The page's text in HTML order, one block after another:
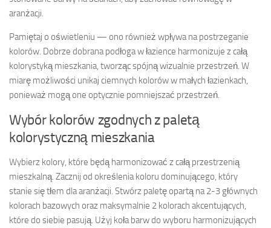
aranżacji.
Pamiętaj o oświetleniu — ono również wpływa na postrzeganie
kolorów. Dobrze dobrana podłoga w łazience harmonizuje z całą
kolorystyką mieszkania, tworząc spójną wizualnie przestrzeń. W
miarę możliwości unikaj ciemnych kolorów w małych łazienkach,
ponieważ mogą one optycznie pomniejszać przestrzeń.
Wybór kolorów zgodnych z paletą
kolorystyczną mieszkania
Wybierz kolory, które będą harmonizować z całą przestrzenią
mieszkalną. Zacznij od określenia koloru dominującego, który
stanie się tłem dla aranżacji. Stwórz paletę opartą na 2-3 głównych
kolorach bazowych oraz maksymalnie 2 kolorach akcentujących,
które do siebie pasują. Użyj koła barw do wyboru harmonizujących